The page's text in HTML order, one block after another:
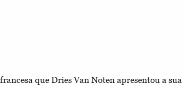
que Dries Van Noten apresentou a sua